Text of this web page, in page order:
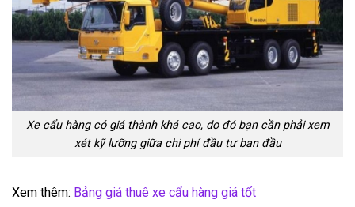
Xe cẩu hàng có giá thành khá cao, do đó bạn cần phải xem
xét kỹ lưỡng giữa chi phí đầu tư ban đầu
Xem thêm: Bảng giá thuê xe cẩu hàng giá tốt